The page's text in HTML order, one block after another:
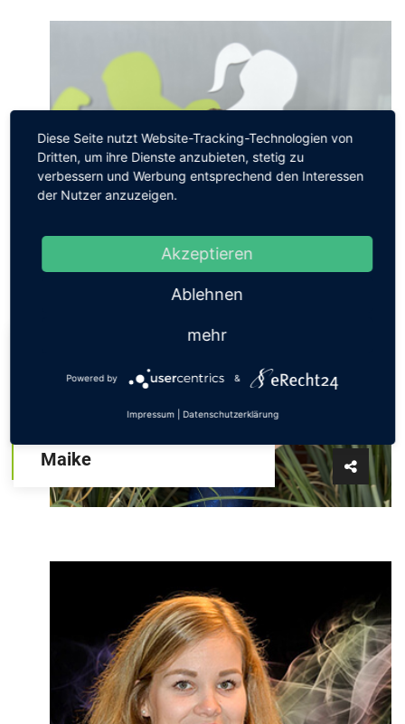
Jumping® Fitness / Bellicon® Health
Maike
Diese Seite nutzt Website-Tracking-Technologien von
Dritten, um ihre Dienste anzubieten, stetig zu
verbessern und Werbung entsprechend den Interessen
der Nutzer anzuzeigen.
Akzeptieren
Ablehnen
mehr
Powered by &
Impressum Datenschutzerklärung